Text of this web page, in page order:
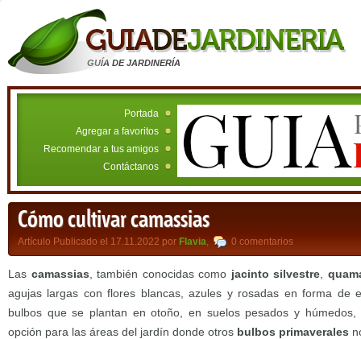
GUÍA DE JARDINERÍA
Portada
Agregar a favoritos
Recomendar a tus amigos
Contáctanos
Cómo cultivar camassias
Artículo Publicado el 17.11.2022 por Flavia, 0 comentarios
Las camassias , también conocidas como jacinto silvestre
agujas largas con flores blancas, azules y rosadas en forma de
bulbos que se plantan en otoño, en suelos pesados y
opción para las áreas del jardín donde otros bulbos primaverales